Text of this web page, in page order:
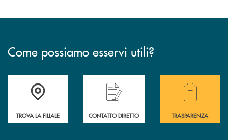
Come possiamo esservi utili?
Accedi all' elenco completo delle filiali .
TROVA LA FILIALE CONTATTO DIRETTO
Hai bisogno di
TRASPARENZA